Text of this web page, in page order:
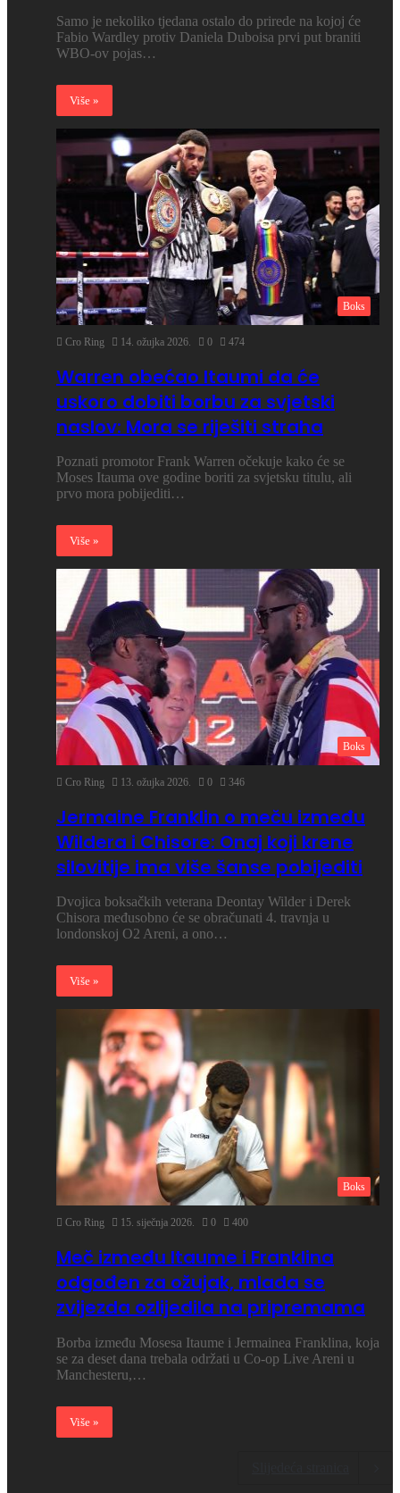
Samo je nekoliko tjedana ostalo do prirede na kojoj će
Fabio Wardley protiv Daniela Duboisa prvi put braniti
WBO-ov pojas…
Više »
Boks
Cro Ring 14. ožujka 2026. 0 474
Warren obećao Itaumi da će
uskoro dobiti borbu za svjetski
naslov: Mora se riješiti straha
Poznati promotor Frank Warren očekuje kako će se
Moses Itauma ove godine boriti za svjetsku titulu, ali
prvo mora pobijediti…
Više »
Boks
Cro Ring 13. ožujka 2026. 0 346
Jermaine Franklin o meču između
Wildera i Chisore: Onaj koji krene
silovitije ima više šanse pobijediti
Dvojica boksačkih veterana Deontay Wilder i Derek
Chisora međusobno će se obračunati 4. travnja u
londonskoj O2 Areni, a ono…
Više »
Boks
Cro Ring 15. siječnja 2026. 0 400
Meč između Itaume i Franklina
odgođen za ožujak, mlada se
zvijezda ozlijedila na pripremama
Borba između Mosesa Itaume i Jermainea Franklina, koja
se za deset dana trebala održati u Co-op Live Areni u
Manchesteru,…
Više »